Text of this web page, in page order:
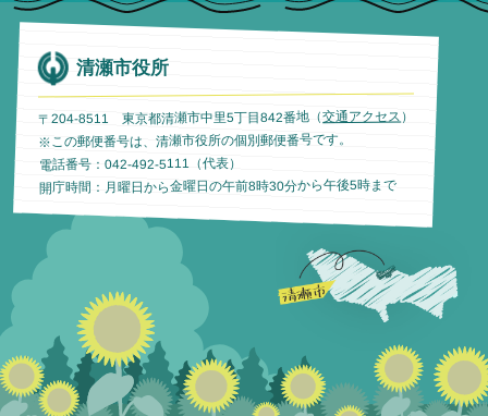
清瀬市役所
〒204-8511 東京都清瀬市中里5丁目842番地（交通アクセス ）
※この郵便番号は、清瀬市役所の個別郵便番号です。
電話番号：042-492-5111（代表）
開庁時間：月曜日から金曜日の午前8時30分から午後5時まで